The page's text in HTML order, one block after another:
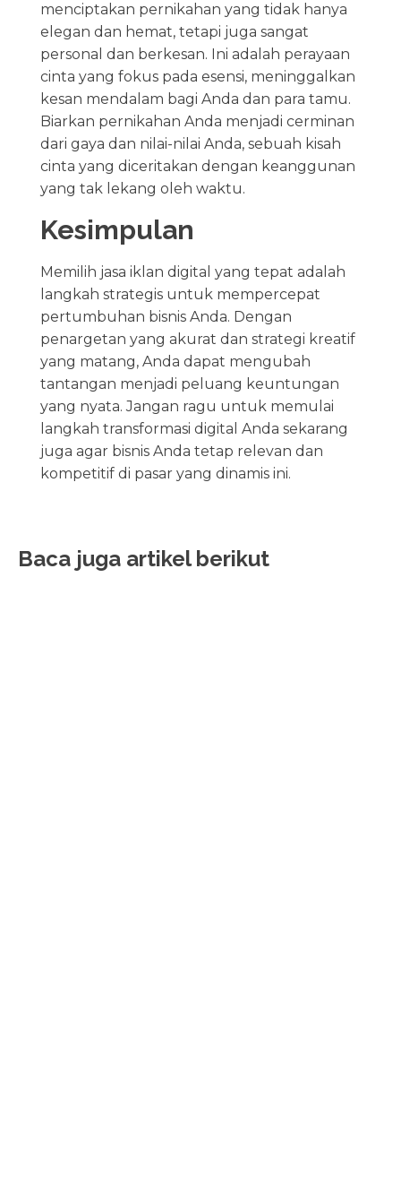
menciptakan pernikahan yang tidak hanya
elegan dan hemat, tetapi juga sangat
personal dan berkesan. Ini adalah perayaan
cinta yang fokus pada esensi, meninggalkan
kesan mendalam bagi Anda dan para tamu.
Biarkan pernikahan Anda menjadi cerminan
dari gaya dan nilai-nilai Anda, sebuah kisah
cinta yang diceritakan dengan keanggunan
yang tak lekang oleh waktu.
Kesimpulan
Memilih jasa iklan digital yang tepat adalah
langkah strategis untuk mempercepat
pertumbuhan bisnis Anda. Dengan
penargetan yang akurat dan strategi kreatif
yang matang, Anda dapat mengubah
tantangan menjadi peluang keuntungan
yang nyata. Jangan ragu untuk memulai
langkah transformasi digital Anda sekarang
juga agar bisnis Anda tetap relevan dan
kompetitif di pasar yang dinamis ini.
Baca juga artikel berikut